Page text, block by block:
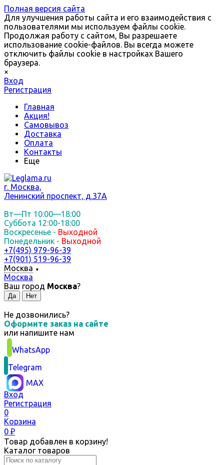
Полная версия сайта
Для улучшения работы сайта и его взаимодействия с
пользователями мы используем файлы cookie.
Продолжая работу с сайтом, Вы разрешаете
использование cookie-файлов. Вы всегда можете
отключить файлы cookie в настройках Вашего
браузера.
×
Вход
Регистрация
Главная
Акция!
Самовывоз
Доставка
Оплата
Контакты
Еще
г. Москва,
Ленинский проспект, д.37А
Вт—Пт 10:00—18:00
Суббота 12:00-18:00
Воскресенье - Выходной
Понедельник - Выходной
+7(495) 979-96-39
+7(901) 519-96-39
Москва
▼
Москва
Ваш город Москва?
Не дозвонились?
Оформите заказ на сайте
или напишите нам
WhatsApp
Telegram
MAX
Вход
Регистрация
0
Корзина
0 ₽
Товар добавлен в корзину!
Каталог товаров